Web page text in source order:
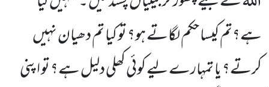
ہے؟تم کیسا حکم لگاتے ہو؟ تو کیا تم دھیان نہیں
کرتے؟ یا تمہارے لیے کوئی کھلی دلیل ہے؟ تو اپنی